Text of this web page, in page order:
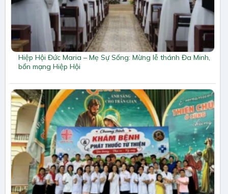
Hiệp Hội Đức Maria – Mẹ Sự Sống: Mừng lễ thánh Đa Minh,
bổn mạng Hiệp Hội